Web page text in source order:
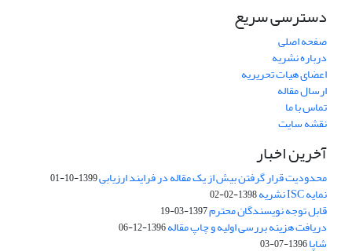
دسترسی سریع
صفحه اصلی
درباره نشریه
اعضای هیات تحریریه
ارسال مقاله
تماس با ما
نقشه سایت
آخرین اخبار
محدودیت قرار گرفتن بیش از یک مقاله در فرایند ارزیابی1399-10-01
نمایه ISC نشریه 1398-02-02
قابل توجه نویسندگان محترم1397-03-19
دریافت هزینه بررسی اولیه و چاپ مقاله1396-12-06
شاپا1396-07-03